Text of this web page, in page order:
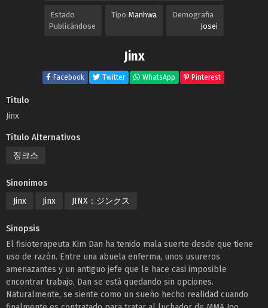
Estado
Publicándose
Tipo Manhwa
Demografia
Josei
Jinx
Facebook Twitter WhatsApp Pinterest
Título
Jinx
Título Alternativos
징크스
Sinonimos
Jinx
Jinx JINX：ジンクス
Sinopsis
El fisioterapeuta Kim Dan ha tenido mala suerte desde que tiene
uso de razón. Entre una abuela enferma, unos usureros
amenazantes y un antiguo jefe que le hace casi imposible
encontrar trabajo, Dan se está quedando sin opciones.
Naturalmente, se siente como un sueño hecho realidad cuando